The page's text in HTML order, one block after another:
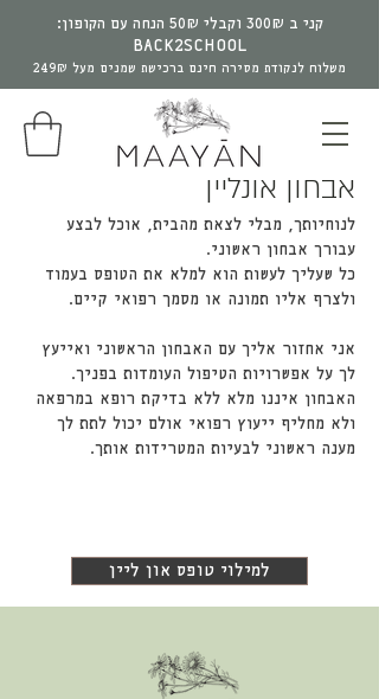
קני ב 300₪ וקבלי 50₪ הנחה עם הקופון:
BACK2SCHOOL
משלוח לנקודת מסירה חינם ברכישת שמנים מעל 249₪
אבחון אונליין
לנוחיותך, מבלי לצאת מהבית, אוכל לבצע
עבורך אבחון ראשוני.
כל שעליך לעשות הוא למלא את הטופס בעמוד
ולצרף אליו תמונה או מסמך רפואי קיים.
אני אחזור אליך עם האבחון הראשוני ואייעץ
לך על אפשרויות הטיפול העומדות בפניך.
האבחון איננו מלא ללא בדיקת רופא במרפאה
ולא מחליף ייעוץ רפואי אולם יכול לתת לך
מענה ראשוני לבעיות המטרידות אותך.
למילוי טופס און ליין